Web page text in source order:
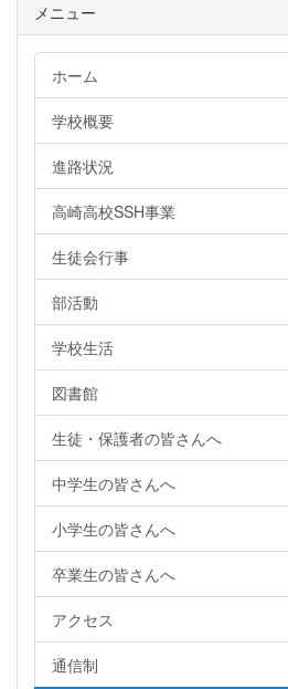
メニュー
ホーム
学校概要
進路状況
高崎高校SSH事業
生徒会行事
部活動
学校生活
図書館
生徒・保護者の皆さんへ
中学生の皆さんへ
小学生の皆さんへ
卒業生の皆さんへ
アクセス
通信制